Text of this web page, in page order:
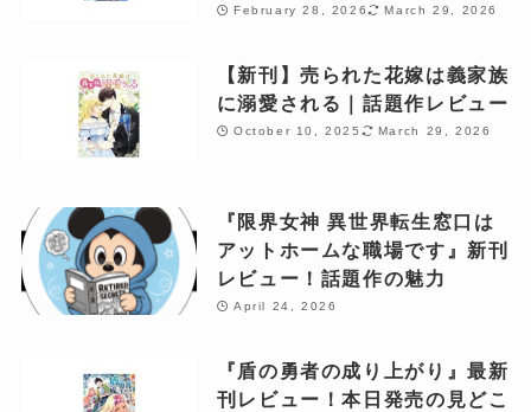
February 28, 2026 March 29, 2026
【新刊】売られた花嫁は義家族
に溺愛される｜話題作レビュー
October 10, 2025 March 29, 2026
『限界女神 異世界転生窓口は
アットホームな職場です』新刊
レビュー！話題作の魅力
April 24, 2026
『盾の勇者の成り上がり』最新
刊レビュー！本日発売の見どこ